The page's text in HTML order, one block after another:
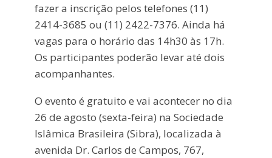
fazer a inscrição pelos telefones (11)
2414-3685 ou (11) 2422-7376. Ainda há
vagas para o horário das 14h30 às 17h.
Os participantes poderão levar até dois
acompanhantes.
O evento é gratuito e vai acontecer no dia
26 de agosto (sexta-feira) na Sociedade
Islâmica Brasileira (Sibra), localizada à
avenida Dr. Carlos de Campos, 767,